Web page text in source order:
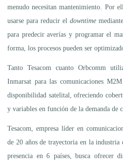
menudo necesitan mantenimiento. Por
usarse para reducir eldowntime
para predecir averías y programar el
forma, los procesos pueden ser
Tanto Tesacom cuanto Orbcomm
Inmarsat para las comunicaciones
disponibilidad satelital, ofreciendo
y variables en función de la demanda de
Tesacom, empresa líder en
de 20 años de trayectoria en la industria
presencia en 6 países, busca ofrecer